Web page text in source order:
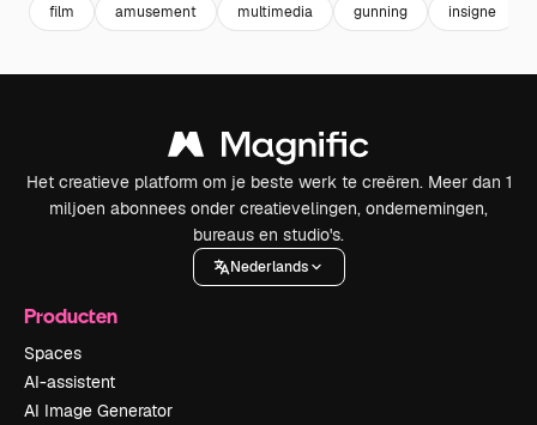
film amusement multimedia gunning insigne
Het creatieve platform om je beste werk te creëren. Meer dan 1
miljoen abonnees onder creatievelingen, ondernemingen,
bureaus en studio's.
Nederlands
Producten
Spaces
AI-assistent
AI Image Generator